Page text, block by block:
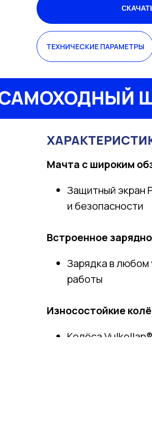
ТЕХНИЧЕСКИЕ ПАРАМЕТРЫ
Мачта с широким
Защитный экран
и безопасности
Встроенное
Зарядка в
работы
Износостойкие
Колёса
Сдвоенные